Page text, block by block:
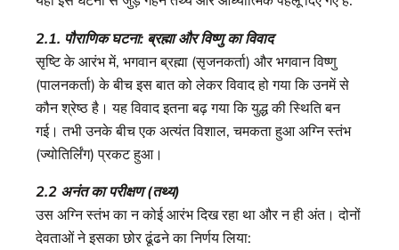
2.1. पौराणिक घटना: ब्रह्मा और विष्णु का विवाद
सृष्टि के आरंभ में, भगवान ब्रह्मा (सृजनकर्ता) और भगवान विष्णु
(पालनकर्ता) के बीच इस बात को लेकर विवाद हो गया कि उनमें से
कौन श्रेष्ठ है। यह विवाद इतना बढ़ गया कि युद्ध की स्थिति बन
गई। तभी उनके बीच एक अत्यंत विशाल, चमकता हुआ अग्नि स्तंभ
(ज्योतिर्लिंग) प्रकट हुआ।
2.2 अनंत का परीक्षण (तथ्य)
उस अग्नि स्तंभ का न कोई आरंभ दिख रहा था और न ही अंत। दोनों
देवताओं ने इसका छोर ढूंढने का निर्णय लिया: